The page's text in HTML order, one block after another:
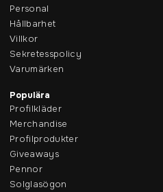
Personal
Hållbarhet
Villkor
Sekretesspolicy
Varumärken
Populära
Profilkläder
Merchandise
Profilprodukter
Giveaways
Pennor
Solglasögon